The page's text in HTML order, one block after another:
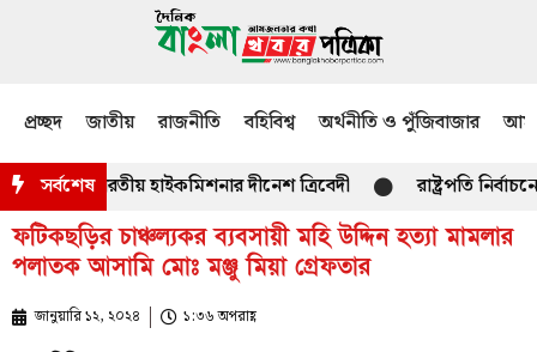
প্রচ্ছদ জাতীয় রাজনীতি বহিবিশ্ব অর্থনীতি ও পুঁজিবাজার
সর্বশেষ
ভারতীয় হাইকমিশনার দীনেশ ত্রিবেদী রাষ্ট্রপতি নির্বাচনের
ফটিকছড়ির চাঞ্চল্যকর ব্যবসায়ী মহি উদ্দিন হত্যা মামলার
পলাতক আসামি মোঃ মঞ্জু মিয়া গ্রেফতার
জানুয়ারি ১২, ২০২৪ ১:৩৬ অপরাহ্ণ